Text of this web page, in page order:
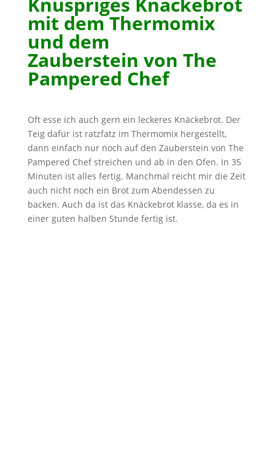
mit dem Thermomix
und dem
Zauberstein von The
Pampered Chef
Oft esse ich auch gern ein leckeres Knäckebrot. Der
Teig dafür ist ratzfatz im Thermomix hergestellt,
dann einfach nur noch auf den Zauberstein von The
Pampered Chef streichen und ab in den Ofen. In 35
Minuten ist alles fertig. Manchmal reicht mir die Zeit
auch nicht noch ein Brot zum Abendessen zu
backen. Auch da ist das Knäckebrot klasse, da es in
einer guten halben Stunde fertig ist.